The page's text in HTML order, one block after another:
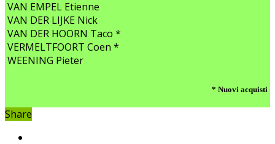
VAN EMPEL Etienne
VAN DER LIJKE Nick
VAN DER HOORN Taco *
VERMELTFOORT Coen *
WEENING Pieter
* Nuovi acquisti
Share